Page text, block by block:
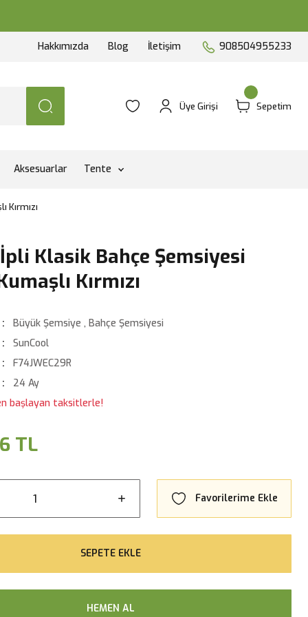
Hakkımızda Blog İletişim 908504955233
Üye Girişi Sepetim
Aksesuarlar Tente
Klasik Bahçe Şemsiyesi
Kırmızı
Büyük Şemsiye ,Bahçe Şemsiyesi
SunCool
F74JWEC29R
24 Ay
başlayan taksitlerle!
TL
SEPETE EKLE
HEMEN AL